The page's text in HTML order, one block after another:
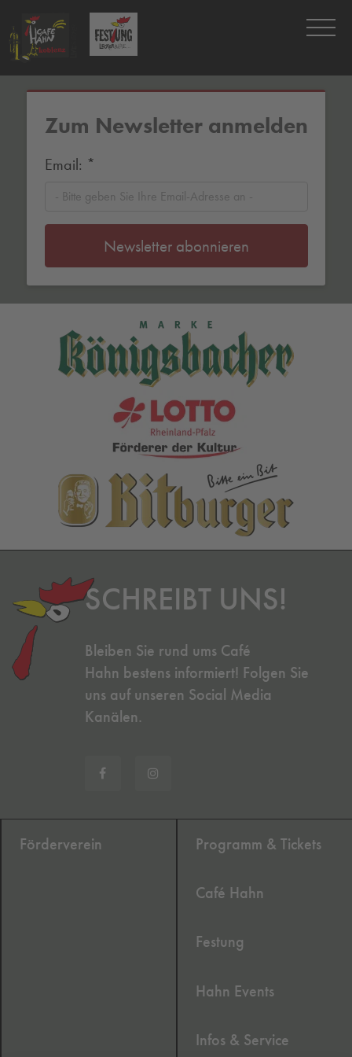
Zum Newsletter anmelden
Email: *
Newsletter abonnieren
SCHREIBT UNS!
Bleiben Sie rund ums Café
Hahn bestens informiert! Folgen Sie
uns auf unseren Social Media
Kanälen.
Förderverein Programm & Tickets
Café Hahn
Festung
Hahn Events
Infos & Service